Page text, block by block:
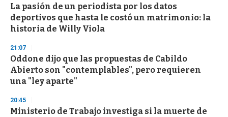
La pasión de un periodista por los datos
deportivos que hasta le costó un matrimonio: la
historia de Willy Viola
21:07
Oddone dijo que las propuestas de Cabildo
Abierto son "contemplables", pero requieren
una "ley aparte"
20:45
Ministerio de Trabajo investiga si la muerte de